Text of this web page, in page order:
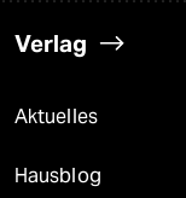
Verlag
Aktuelles
Hausblog